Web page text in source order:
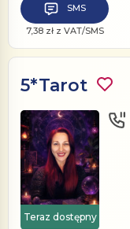
SMS
7,38 zł z VAT/SMS
5*Tarot
Teraz dostępny